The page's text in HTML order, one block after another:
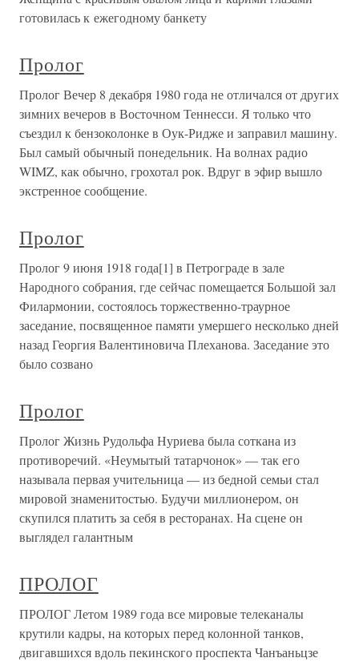
готовилась к ежегодному банкету
Пролог
Пролог Вечер 8 декабря 1980 года не отличался от других
зимних вечеров в Восточном Теннесси. Я только что
съездил к бензоколонке в Оук-Ридже и заправил машину.
Был самый обычный понедельник. На волнах радио
WIMZ, как обычно, грохотал рок. Вдруг в эфир вышло
экстренное сообщение.
Пролог
Пролог 9 июня 1918 года[1] в Петрограде в зале
Народного собрания, где сейчас помещается Большой зал
Филармонии, состоялось торжественно-траурное
заседание, посвященное памяти умершего несколько дней
назад Георгия Валентиновича Плеханова. Заседание это
было созвано
Пролог
Пролог Жизнь Рудольфа Нуриева была соткана из
противоречий. «Неумытый татарчонок» — так его
называла первая учительница — из бедной семьи стал
мировой знаменитостью. Будучи миллионером, он
скупился платить за себя в ресторанах. На сцене он
выглядел галантным
ПРОЛОГ
ПРОЛОГ Летом 1989 года все мировые телеканалы
крутили кадры, на которых перед колонной танков,
двигавшихся вдоль пекинского проспекта Чанъаньцзе